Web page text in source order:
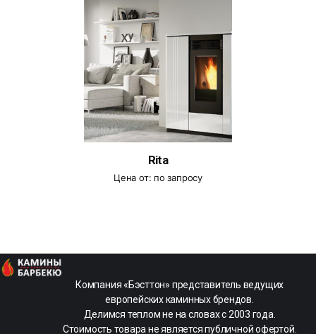
Rita
Цена от: по запросу
Компания «Бэсттон» представитель ведущих
европейских каминных брендов.
Делимся теплом не на словах с 2003 года.
Стоимость товара не является публичной офертой.